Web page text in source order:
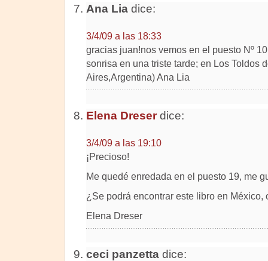
Ana Liadice:
3/4/09 a las 18:33
gracias juan!nos vemos en el puesto Nº
sonrisa en una triste tarde; en Los Toldos
Aires,Argentina) Ana Lia
Elena Dreserdice:
3/4/09 a las 19:10
¡Precioso!
Me quedé enredada en el puesto 19, me
¿Se podrá encontrar este libro en México,
Elena Dreser
ceci panzettadice: